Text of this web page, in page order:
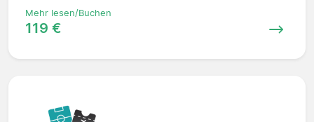
Mehr lesen/Buchen
119 €